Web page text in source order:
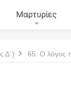
Μαρτυρίες
Δ΄) 65. Ο λόγος